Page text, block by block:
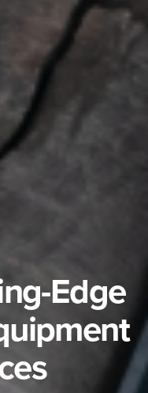
Edge